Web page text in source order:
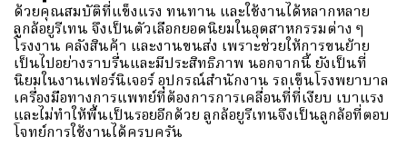
ด้วยคุณสมบัติที่แข็งแรง ทนทาน และใช้งานได้หลากหลาย
ลูกล้อยูรีเทน จึงเป็นตัวเลือกยอดนิยมในอุตสาหกรรมต่าง ๆ
โรงงาน คลังสินค้า และงานขนส่ง เพราะช่วยให้การขนย้าย
เป็นไปอย่างราบรื่นและมีประสิทธิภาพ นอกจากนี้ ยังเป็นที่
นิยมในงานเฟอร์นิเจอร์ อุปกรณ์สำนักงาน รถเข็นโรงพยาบาล
เครื่องมือทางการแพทย์ที่ต้องการการเคลื่อนที่ที่เงียบ เบาแรง
และไม่ทำให้พื้นเป็นรอยอีกด้วย ลูกล้อยูรีเทนจึงเป็นลูกล้อที่ตอบ
โจทย์การใช้งานได้ครบครัน